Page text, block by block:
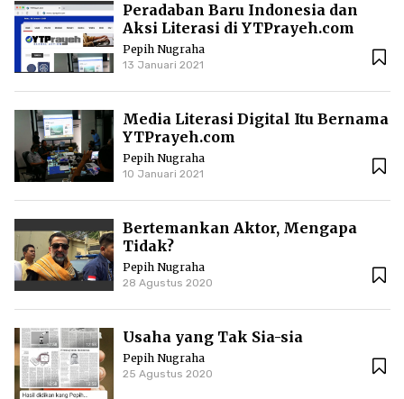
Peradaban Baru Indonesia dan
Aksi Literasi di YTPrayeh.com
Pepih Nugraha
13 Januari 2021
Media Literasi Digital Itu Bernama
YTPrayeh.com
Pepih Nugraha
10 Januari 2021
Bertemankan Aktor, Mengapa
Tidak?
Pepih Nugraha
28 Agustus 2020
Usaha yang Tak Sia-sia
Pepih Nugraha
25 Agustus 2020